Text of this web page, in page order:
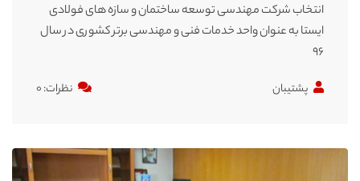
انتخاب شرکت مهندسی توسعه ساختمان و سازه های فولادی
ایستا به عنوان واحد خدمات فنی و مهندسی برتر کشوری در سال
۹۶
پشتیبان نظرات: ۰